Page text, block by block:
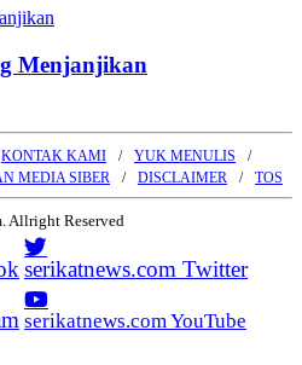
Menjanjikan
KONTAK KAMI
YUK MENULIS
MEDIA SIBER DISCLAIMER TOS
Allright Reserved
serikatnews.com Twitter
serikatnews.com YouTube